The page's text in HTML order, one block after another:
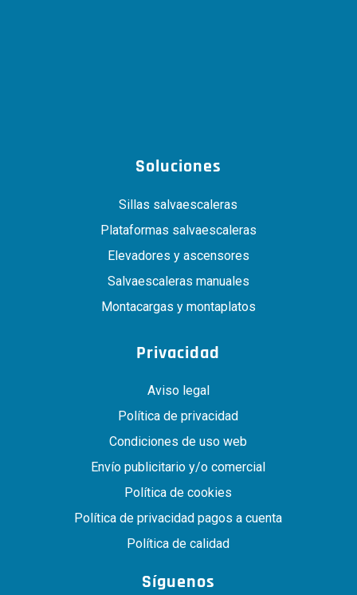
Soluciones
Sillas salvaescaleras
Plataformas salvaescaleras
Elevadores y ascensores
Salvaescaleras manuales
Montacargas y montaplatos
Privacidad
Aviso legal
Política de privacidad
Condiciones de uso web
Envío publicitario y/o comercial
Política de cookies
Política de privacidad pagos a cuenta
Política de calidad
Síguenos